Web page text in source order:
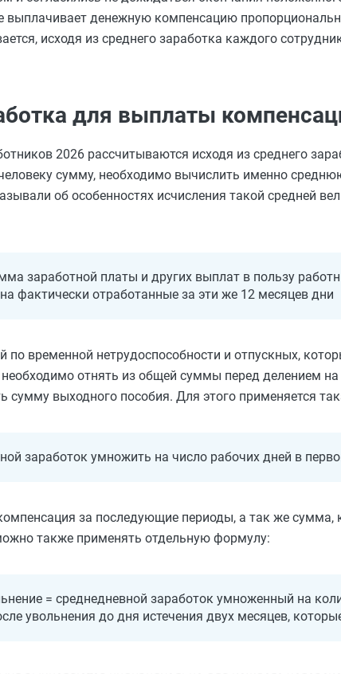
выплачивает денежную компенсацию
исходя из среднего заработка каждого
для выплаты
2026 рассчитываются исходя из среднего
сумму, необходимо вычислить именно
об особенностях исчисления такой средней
заработной платы и других выплат в пользу
фактически отработанные за эти же 12 месяцев дни
временной нетрудоспособности и отпускных,
отнять из общей суммы перед делением
сумму выходного пособия. Для этого применяется
заработок умножить на число рабочих дней в
за последующие периоды, а так же
также применять отдельную формулу:
= среднедневной заработок умноженный на
увольнения до дня истечения двух месяцев,